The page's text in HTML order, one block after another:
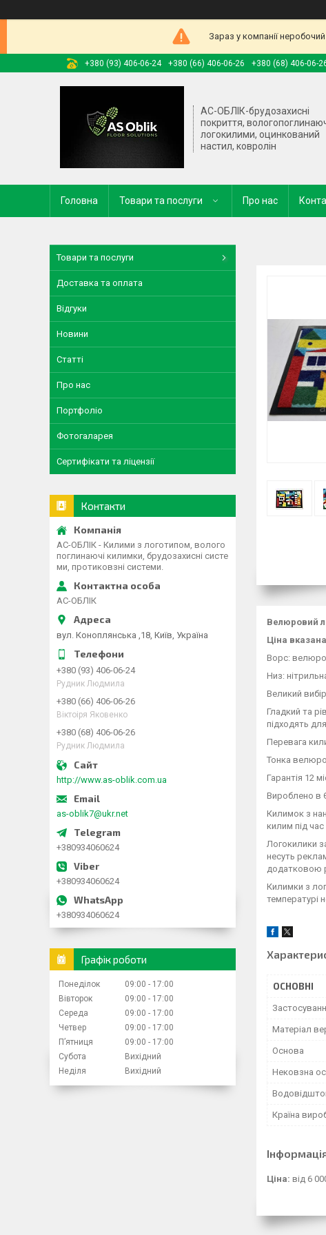
Зараз у компанії
+380 (93) 406-06-24 +380 (66) 406-06-26 +380 (68) 406-06-
АС-ОБЛІК-брудозахисні
покриття,
логокилими, оцинкований
настил, ковролін
Головна Товари та послуги Про нас
Велюровий
Ціна
Ворс:
Низ:
Великий
Гладкий та
підходять
Перевага
Тонка
Гарантія 12
Вироблено в
Килимок з
килим під
Логокилики
несуть
додатковою
Килимки з
температурі
ОСНОВНІ
Матеріал
Основа
Нековзна
Країна
Ціна: від 6
Товари та послуги
Доставка та оплата
Відгуки
Новини
Статті
Про нас
Портфоліо
Фотогаларея
Сертифікати та ліцензії
Контакти
АС-ОБЛІК - Килими з логотипом, волого
поглинаючі килимки, брудозахисні систе
ми, протиковзні системи.
АС-ОБЛІК
вул. Коноплянська ,18, Київ, Україна
+380 (93) 406-06-24
Рудник Людмила
+380 (66) 406-06-26
Віктоіря Яковенко
+380 (68) 406-06-26
Рудник Людмила
http://www.as-oblik.com.ua
as-oblik7@ukr.net
+380934060624
+380934060624
+380934060624
Графік роботи
Понеділок 09:00
17:00
Вівторок
09:00
17:00
Середа
09:00
17:00
Четвер
09:00
17:00
Пʼятниця
09:00
17:00
Субота
Вихідний
Неділя
Вихідний